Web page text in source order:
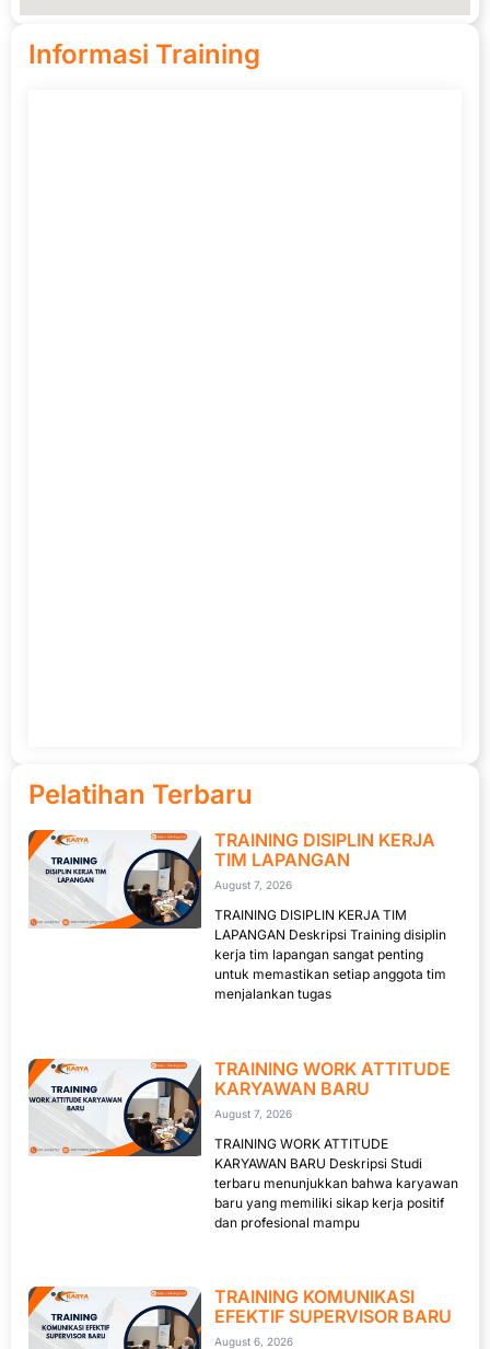
Informasi Training
Pelatihan Terbaru
TRAINING DISIPLIN KERJA
TIM LAPANGAN
August 7, 2026
TRAINING DISIPLIN KERJA TIM
LAPANGAN Deskripsi Training disiplin
kerja tim lapangan sangat penting
untuk memastikan setiap anggota tim
menjalankan tugas
TRAINING WORK ATTITUDE
KARYAWAN BARU
August 7, 2026
TRAINING WORK ATTITUDE
KARYAWAN BARU Deskripsi Studi
terbaru menunjukkan bahwa karyawan
baru yang memiliki sikap kerja positif
dan profesional mampu
TRAINING KOMUNIKASI
EFEKTIF SUPERVISOR BARU
August 6, 2026